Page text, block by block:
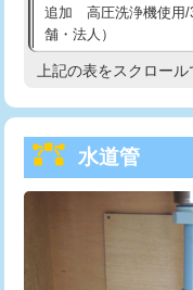
給水管工事※（塩ビ管
用/3ｍまで)
給水管工事※（塩ビ管
給水管工事※（ライニ
管・ポリ管・HT管使用
給水管工事※（ライニ
管・ポリ管・HT管使用
排水管工事（土の掘削
追加 高圧洗浄機使用/
舗・法人）
高度高圧洗浄換
トーラー機使用/3mまで
追加トーラー機使用/
上記の表をスクロー
水道管